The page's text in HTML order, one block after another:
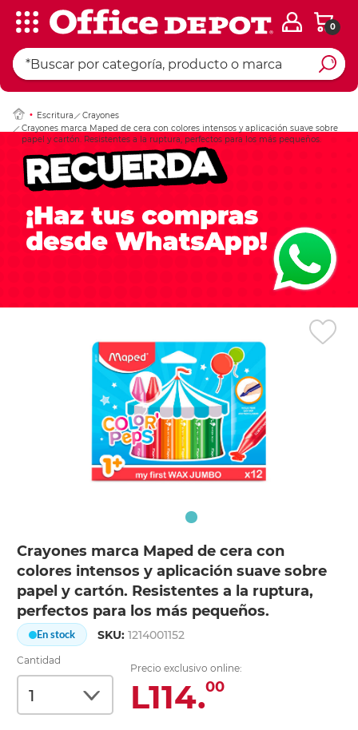
0
Escritura
Crayones
Crayones marca Maped de cera con colores intensos y aplicación suave sobre
papel y cartón. Resistentes a la ruptura, perfectos para los más pequeños.
Crayones marca Maped de cera con
colores intensos y aplicación suave sobre
papel y cartón. Resistentes a la ruptura,
perfectos para los más pequeños.
En stock SKU:1214001152
Cantidad
Precio exclusivo online:
L114.00
Ingresar Codigo